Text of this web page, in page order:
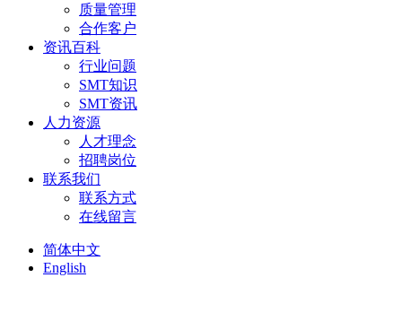
质量管理
合作客户
资讯百科
行业问题
SMT知识
SMT资讯
人力资源
人才理念
招聘岗位
联系我们
联系方式
在线留言
简体中文
English